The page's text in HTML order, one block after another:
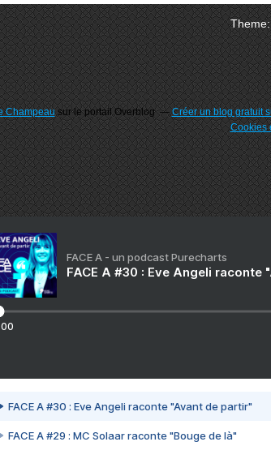
Champeausur le portail Overblog Créer un blog gratuit
Cookies
FACE A - un podcast Purecharts
FACE A #30 : Eve Angeli raconte
FACE A #30 : Eve Angeli raconte "Avant de partir"
FACE A #29 : MC Solaar raconte "Bouge de là"